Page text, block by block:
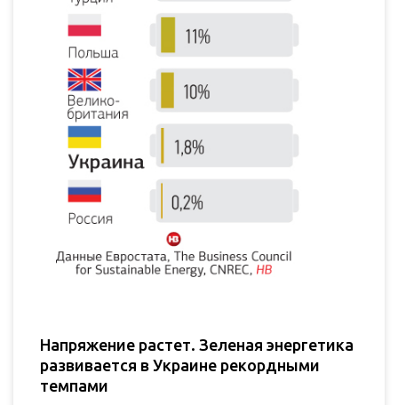
Напряжение растет. Зеленая энергетика
развивается в Украине рекордными
темпами